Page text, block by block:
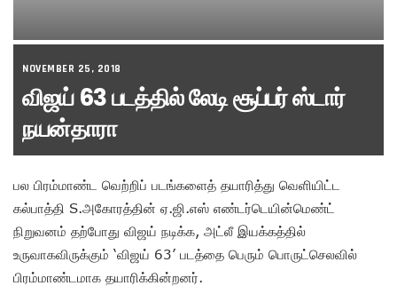
NOVEMBER 25, 2018
விஜய் 63 படத்தில் லேடி சூப்பர் ஸ்டார்
நயன்தாரா
பல பிரம்மாண்ட வெற்றிப் படங்களைத் தயாரித்து வெளியிட்ட
கல்பாத்தி S.அகோரத்தின் ஏ.ஜி.எஸ் எண்டர்டெயின்மெண்ட்
நிறுவனம் தற்போது விஜய் நடிக்க, அட்லீ இயக்கத்தில்
உருவாகவிருக்கும் ‘விஜய் 63’ படத்தை பெரும் பொருட்செலவில்
பிரம்மாண்டமாக தயாரிக்கின்றனர்.